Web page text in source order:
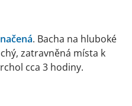
. Bacha na hluboké
zatravněná místa k
cca 3 hodiny.